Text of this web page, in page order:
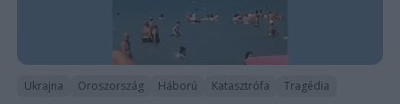
Ukrajna Oroszország Háború Katasztrófa Tragédia